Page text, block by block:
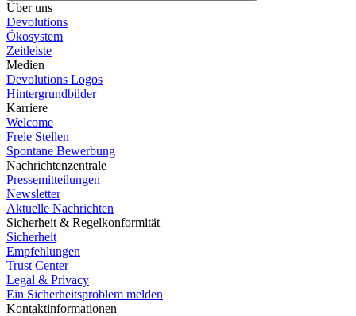
Über uns
Devolutions
Ökosystem
Zeitleiste
Medien
Devolutions Logos
Hintergrundbilder
Karriere
Welcome
Freie Stellen
Spontane Bewerbung
Nachrichtenzentrale
Pressemitteilungen
Newsletter
Aktuelle Nachrichten
Sicherheit & Regelkonformität
Sicherheit
Empfehlungen
Trust Center
Legal & Privacy
Ein Sicherheitsproblem melden
Kontaktinformationen